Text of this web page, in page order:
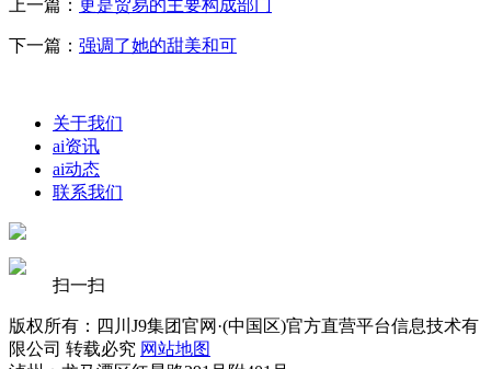
上一篇： 更是贸易的主要构成部门
下一篇： 强调了她的甜美和可
关于我们
ai资讯
ai动态
联系我们
扫一扫
版权所有：四川J9集团官网·(中国区)官方直营平台信息技术有
限公司 转载必究 网站地图